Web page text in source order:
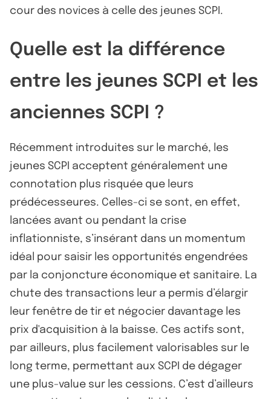
cour des novices à celle des jeunes SCPI.
Quelle est la différence
entre les jeunes SCPI et les
anciennes SCPI ?
Récemment introduites sur le marché, les
jeunes SCPI acceptent généralement une
connotation plus risquée que leurs
prédécesseures. Celles-ci se sont, en effet,
lancées avant ou pendant la crise
inflationniste, s’insérant dans un momentum
idéal pour saisir les opportunités engendrées
par la conjoncture économique et sanitaire. La
chute des transactions leur a permis d’élargir
leur fenêtre de tir et négocier davantage les
prix d'acquisition à la baisse. Ces actifs sont,
par ailleurs, plus facilement valorisables sur le
long terme, permettant aux SCPI de dégager
une plus-value sur les cessions. C’est d’ailleurs